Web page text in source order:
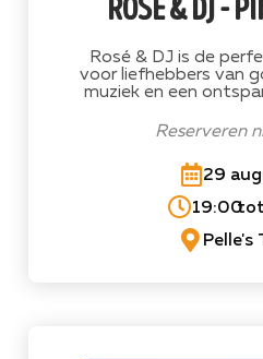
rosé & dj -
Rosé & DJ is de
voor liefhebbers van
muziek en een
gezelligeReserveren
29
19:00
Pelle's